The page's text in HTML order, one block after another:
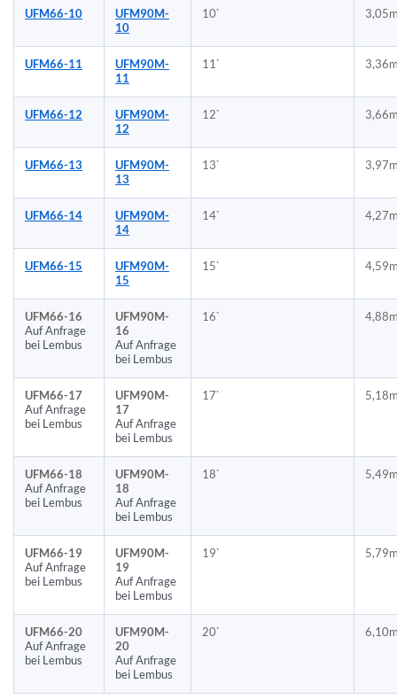
UFM66-10
UFM90M-
10
10`
UFM66-11
UFM90M-
11
11`
UFM66-12
UFM90M-
12
12`
UFM66-13
UFM90M-
13
13`
UFM66-14
UFM90M-
14
14`
UFM66-15
UFM90M-
15
15`
UFM66-16
Auf Anfrage
bei Lembus
UFM90M-
16
Auf Anfrage
bei Lembus
16`
UFM66-17
Auf Anfrage
bei Lembus
UFM90M-
17
Auf Anfrage
bei Lembus
17`
UFM66-18
Auf Anfrage
bei Lembus
UFM90M-
18
Auf Anfrage
bei Lembus
18`
UFM66-19
Auf Anfrage
bei Lembus
UFM90M-
19
Auf Anfrage
bei Lembus
19`
UFM66-20
Auf Anfrage
bei Lembus
UFM90M-
20
Auf Anfrage
bei Lembus
20`